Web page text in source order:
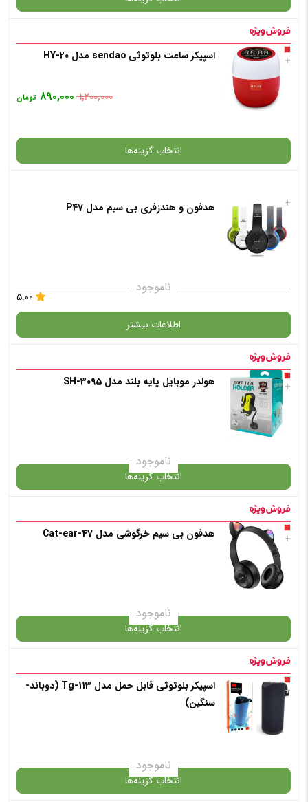
✧ چت با پشتیبان واتس آپ
گارانتی
انتخاب رنگ: مشکی
✧ چت با پشتیبان واتس آپ
+ اسپیکر ساعت بلوتوثی sendao مدل HY-20
۱,۲۰۰,۰۰۰ ۸۹۰,۰۰۰ تومان
انتخاب گزینه‌ها
گارانتی
انتخاب رنگ
افزودن به سبد خرید
✧ چت با پشتیبان واتس آپ
+ هدفون و هندزفری بی سیم مدل P47
ناموجود
۵.۰۰
اطلاعات بیشتر
در حال حاضر این محصول در انبار موجود نیست و در دسترس نمی باشد.
✧ چت با پشتیبان واتس آپ
+ هولدر موبایل پایه بلند مدل SH-3095
ناموجود
انتخاب گزینه‌ها
گارانتی
انتخاب رنگ : مشکی
✧ چت با پشتیبان واتس آپ
+ هدفون بی سیم خرگوشی مدل Cat-ear-47
ناموجود
انتخاب گزینه‌ها
گارانتی
انتخاب رنگ: مشکی
+
اسپیکر بلوتوثی قابل حمل مدل Tg-113 (دوباند-
سنگین)
ناموجود
انتخاب گزینه‌ها